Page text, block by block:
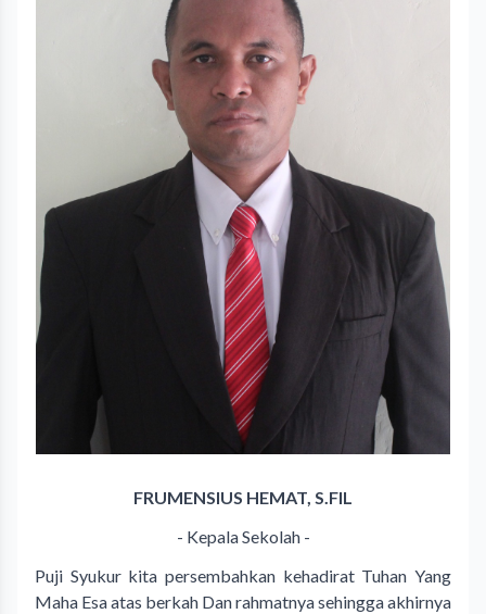
FRUMENSIUS HEMAT, S.FIL
- Kepala Sekolah -
Puji Syukur kita persembahkan kehadirat Tuhan Yang
Maha Esa atas berkah Dan rahmatnya sehingga akhirnya